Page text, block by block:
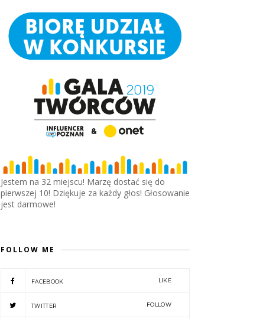
Jestem na 32 miejscu! Marzę dostać się do
pierwszej 10! Dziękuje za każdy głos! Głosowanie
jest darmowe!
FOLLOW ME
FACEBOOK LIKE
TWITTER FOLLOW